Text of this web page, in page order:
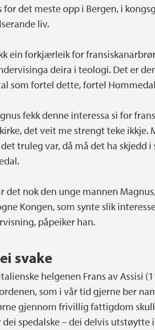
for det meste opp i Bergen, i
liv.
ein forkjærleik for
deira i teologi. Det er
som fortel dette, fortel
fekk denne interessa si for
det veit me strengt teke ikkje.
truleg var, då må det ha skjedd
det nok den unge mannen
Kongen, som synte slik
påpeiker han.
svake
helgenen Frans av Assisi
som i vår tid gjerne ber
gjennom frivillig fattigdom
spedalske – dei delvis